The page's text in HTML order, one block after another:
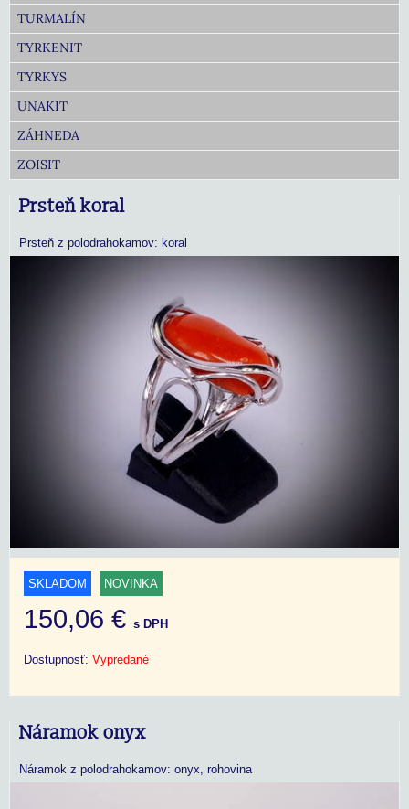
TURMALÍN
TYRKENIT
TYRKYS
UNAKIT
ZÁHNEDA
ZOISIT
Prsteň koral
Prsteň z polodrahokamov: koral
SKLADOM NOVINKA
150,06 € s DPH
Dostupnosť: Vypredané
Náramok onyx
Náramok z polodrahokamov: onyx, rohovina